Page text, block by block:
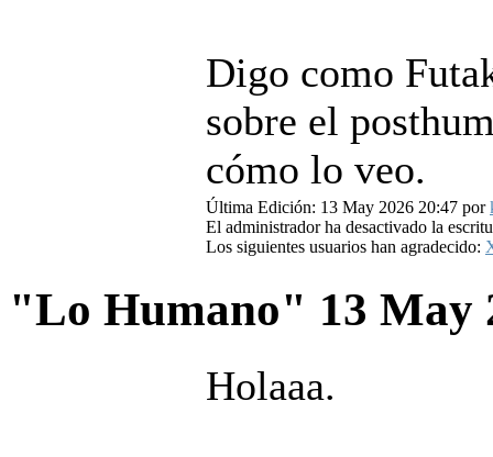
Digo como
sobre el
cómo lo veo.
Última Edición: 13 May 2026 20:47 por
El administrador ha desactivado la
Los siguientes usuarios han agradecido:
"Lo Humano" 13 May
Holaaa.